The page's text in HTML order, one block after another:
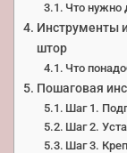
Что нужно
Инструменты
штор
Что
Пошаговая
Шаг 1.
Шаг 2.
Шаг 3.